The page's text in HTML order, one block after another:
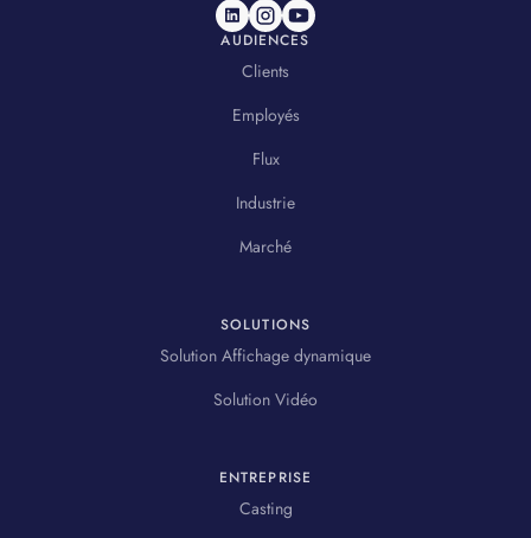
AUDIENCES
Clients
Employés
Flux
Industrie
Marché
SOLUTIONS
Solution Affichage dynamique
Solution Vidéo
ENTREPRISE
Casting